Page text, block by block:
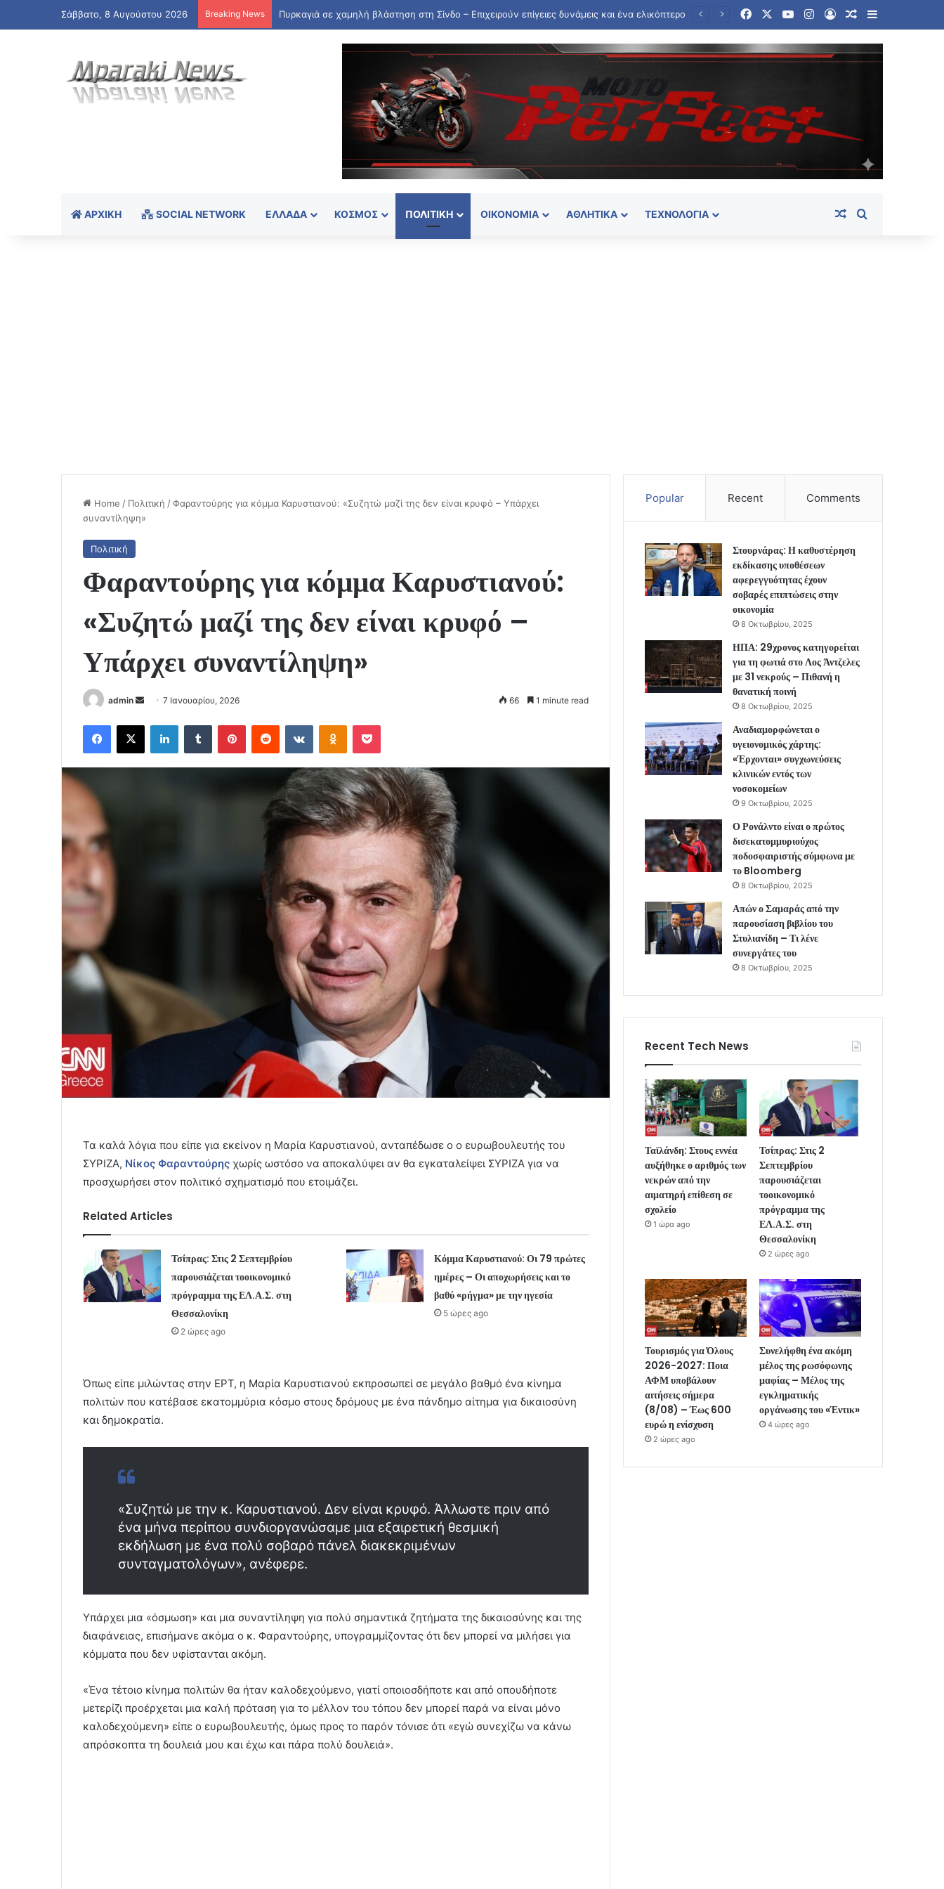
Σάββατο, 8 Αυγούστου 2026 Breaking News Ταϊλάνδη: Στους εννέα αυξήθηκε ο αριθμός των νεκρών από την αιματηρή επίθεση σε σχολείο FacebookYouTubeInstagram
Log InRandom Article
Sidebar
ΑΡΧΙΚΉ SOCIAL NETWORK ΕΛΛΆΔΑ ΚΌΣΜΟΣ ΠΟΛΙΤΙΚΉ ΟΙΚΟΝΟΜΊΑ ΑΘΛΗΤΙΚΆ ΤΕΧΝΟΛΟΓΊΑ Random Article
Home / Πολιτική /Φαραντούρης για κόμμα Καρυστιανού: «Συζητώ μαζί της δεν είναι κρυφό – Υπάρχει
συναντίληψη»
Πολιτική
Φαραντούρης για κόμμα Καρυστιανού:
«Συζητώ μαζί της δεν είναι κρυφό –
Υπάρχει συναντίληψη»
admin
Send
email
7 Ιανουαρίου, 2026 66 1 minute read
Facebook
X LinkedInTumblr PinterestReddit VKontakteOdnoklassniki
Pocket
Τα καλά λόγια που είπε για εκείνον η Μαρία Καρυστιανού, ανταπέδωσε ο ο ευρωβουλευτής του
ΣΥΡΙΖΑ, Νίκος Φαραντούρης χωρίς ωστόσο να αποκαλύψει αν θα εγκαταλείψει ΣΥΡΙΖΑ για να
προσχωρήσει στον πολιτικό σχηματισμό που ετοιμάζει.
Related Articles
Τσίπρας: Στις 2 Σεπτεμβρίου
παρουσιάζεται τοοικονομικό
πρόγραμμα της ΕΛ.Α.Σ. στη
Θεσσαλονίκη
2 ώρες ago
Κόμμα Καρυστιανού: Οι 79 πρώτες
ημέρες – Οι αποχωρήσεις και το
βαθύ «ρήγμα» με την ηγεσία
5 ώρες ago
Όπως είπε μιλώντας στην ΕΡΤ, η Μαρία Καρυστιανού εκπροσωπεί σε μεγάλο βαθμό ένα κίνημα
πολιτών που κατέβασε εκατομμύρια κόσμο στους δρόμους με ένα πάνδημο αίτημα για δικαιοσύνη
και δημοκρατία.
«Συζητώ με την κ. Καρυστιανού. Δεν είναι κρυφό. Άλλωστε πριν από
ένα μήνα περίπου συνδιοργανώσαμε μια εξαιρετική θεσμική
εκδήλωση με ένα πολύ σοβαρό πάνελ διακεκριμένων
συνταγματολόγων», ανέφερε.
Υπάρχει μια «όσμωση» και μια συναντίληψη για πολύ σημαντικά ζητήματα της δικαιοσύνης και της
διαφάνειας, επισήμανε ακόμα ο κ. Φαραντούρης, υπογραμμίζοντας ότι δεν μπορεί να μιλήσει για
κόμματα που δεν υφίστανται ακόμη.
«Ένα τέτοιο κίνημα πολιτών θα ήταν καλοδεχούμενο, γιατί οποιοσδήποτε και από οπουδήποτε
μετερίζι προέρχεται μια καλή πρόταση για το μέλλον του τόπου δεν μπορεί παρά να είναι μόνο
καλοδεχούμενη» είπε ο ευρωβουλευτής, όμως προς το παρόν τόνισε ότι «εγώ συνεχίζω να κάνω
απρόσκοπτα τη δουλειά μου και έχω και πάρα πολύ δουλειά».
Popular Recent Comments
Στουρνάρας: Η καθυστέρηση
εκδίκασης υποθέσεων
αφερεγγυότητας έχουν
σοβαρές επιπτώσεις στην
οικονομία
8 Οκτωβρίου, 2025
ΗΠΑ: 29χρονος κατηγορείται
για τη φωτιά στο Λος Άντζελες
με 31 νεκρούς – Πιθανή η
θανατική ποινή
8 Οκτωβρίου, 2025
Αναδιαμορφώνεται ο
υγειονομικός χάρτης:
«Έρχονται» συγχωνεύσεις
κλινικών εντός των
νοσοκομείων
9 Οκτωβρίου, 2025
Ο Ρονάλντο είναι ο πρώτος
δισεκατομμυριούχος
ποδοσφαιριστής σύμφωνα με
το Bloomberg
8 Οκτωβρίου, 2025
Απών ο Σαμαράς από την
παρουσίαση βιβλίου του
Στυλιανίδη – Τι λένε
συνεργάτες του
8 Οκτωβρίου, 2025
Recent Tech News
Ταϊλάνδη: Στους εννέα
αυξήθηκε ο αριθμός των
νεκρών από την
αιματηρή επίθεση σε
σχολείο
1 ώρα ago
Τσίπρας: Στις 2
Σεπτεμβρίου
παρουσιάζεται
τοοικονομικό
πρόγραμμα της
ΕΛ.Α.Σ. στη
Θεσσαλονίκη
2 ώρες ago
Τουρισμός για Όλους
2026-2027: Ποια
ΑΦΜ υποβάλουν
αιτήσεις σήμερα
(8/08) – Έως 600
ευρώ η ενίσχυση
2 ώρες ago
Συνελήφθη ένα ακόμη
μέλος της ρωσόφωνης
μαφίας – Μέλος της
εγκληματικής
οργάνωσης του «Έντικ»
4 ώρες ago